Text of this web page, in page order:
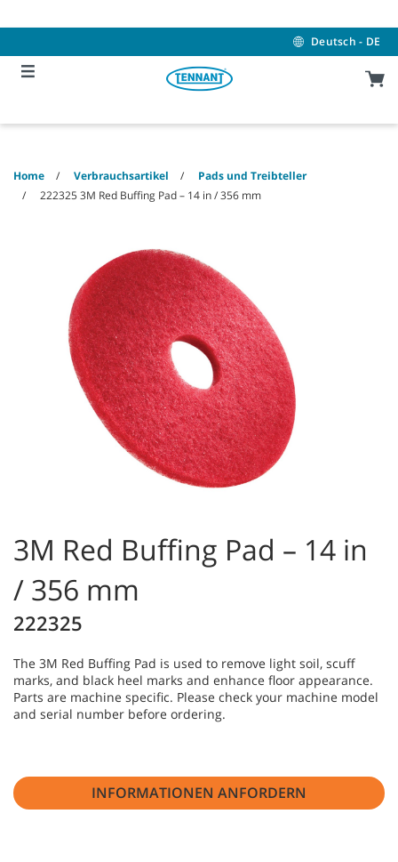
to
to
menu
Deutsch - DE
Home Verbrauchsartikel
Pads und Treibteller
222325 3M Red Buffing Pad – 14 in / 356 mm
3M Red Buffing Pad – 14 in
/ 356 mm
222325
The 3M Red Buffing Pad is used to remove light soil, scuff
marks, and black heel marks and enhance floor appearance.
Parts are machine specific. Please check your machine model
and serial number before ordering.
INFORMATIONEN ANFORDERN